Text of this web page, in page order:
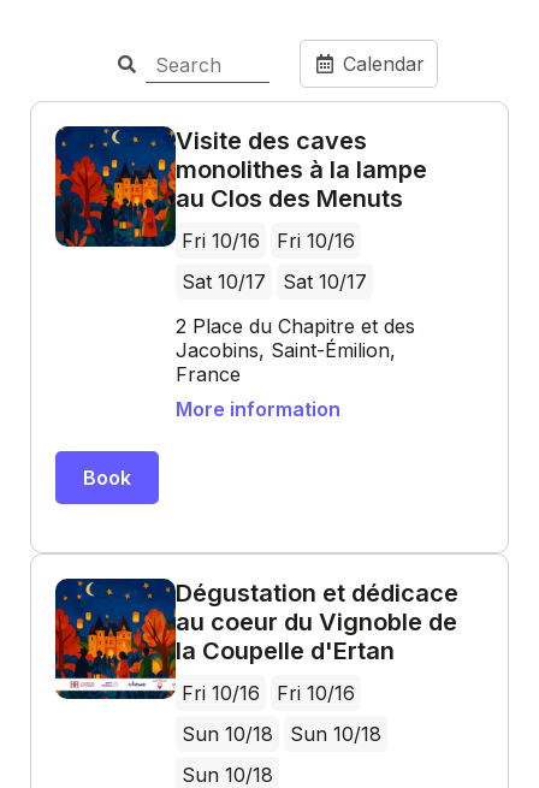
Calendar
Visite des caves
monolithes à la lampe
au Clos des Menuts
Fri 10/16
Fri 10/16
Sat 10/17
Sat 10/17
2 Place du Chapitre et des
Jacobins, Saint-Émilion,
France
More information
Book
Dégustation et dédicace
au coeur du Vignoble de
la Coupelle d'Ertan
Fri 10/16
Fri 10/16
Sun 10/18
Sun 10/18
Sun 10/18